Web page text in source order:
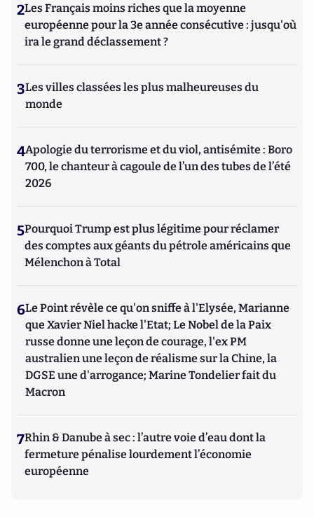
2Les Français moins riches que la moyenne
européenne pour la 3e année consécutive : jusqu'où
ira le grand déclassement ?
3Les villes classées les plus malheureuses du
monde
4Apologie du terrorisme et du viol, antisémite : Boro
700, le chanteur à cagoule de l’un des tubes de l’été
2026
5Pourquoi Trump est plus légitime pour réclamer
des comptes aux géants du pétrole américains que
Mélenchon à Total
6Le Point révèle ce qu'on sniffe à l'Elysée, Marianne
que Xavier Niel hacke l'Etat; Le Nobel de la Paix
russe donne une leçon de courage, l'ex PM
australien une leçon de réalisme sur la Chine, la
DGSE une d'arrogance; Marine Tondelier fait du
Macron
7Rhin & Danube à sec : l’autre voie d’eau dont la
fermeture pénalise lourdement l’économie
européenne